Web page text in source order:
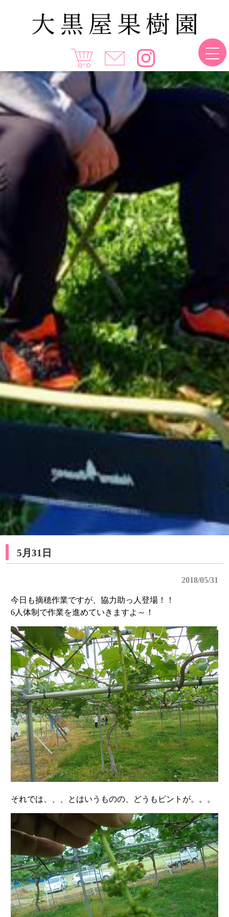
5月31日
2018/05/31
今日も摘穂作業ですが、協力助っ人登場！！
6人体制で作業を進めていきますよ～！
それでは、、、とはいうものの、どうもピントが。。。